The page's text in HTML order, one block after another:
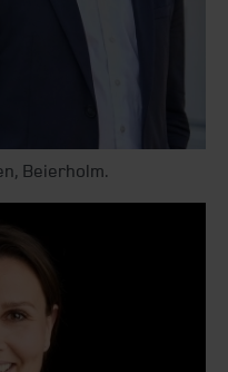
Beierholm.